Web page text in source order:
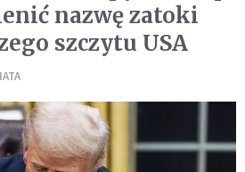
nazwę zatoki
szczytu USA